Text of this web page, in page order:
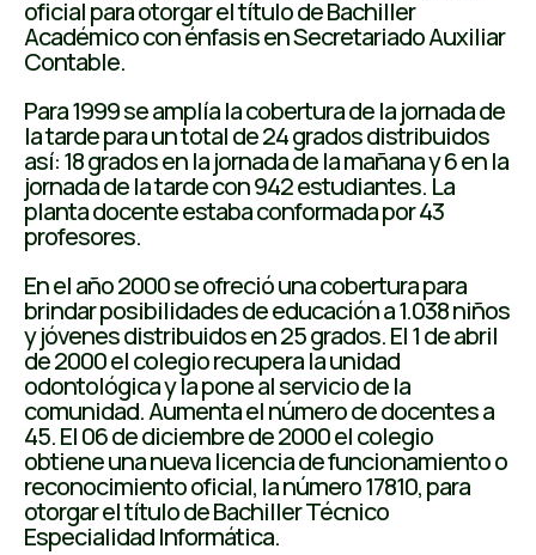
oficial para otorgar el título de Bachiller
Académico con énfasis en Secretariado Auxiliar
Contable.
Para 1999 se amplía la cobertura de la jornada de
la tarde para un total de 24 grados distribuidos
así: 18 grados en la jornada de la mañana y 6 en la
jornada de la tarde con 942 estudiantes. La
planta docente estaba conformada por 43
profesores.
En el año 2000 se ofreció una cobertura para
brindar posibilidades de educación a 1.038 niños
y jóvenes distribuidos en 25 grados. El 1 de abril
de 2000 el colegio recupera la unidad
odontológica y la pone al servicio de la
comunidad. Aumenta el número de docentes a
45. El 06 de diciembre de 2000 el colegio
obtiene una nueva licencia de funcionamiento o
reconocimiento oficial, la número 17810, para
otorgar el título de Bachiller Técnico
Especialidad Informática.